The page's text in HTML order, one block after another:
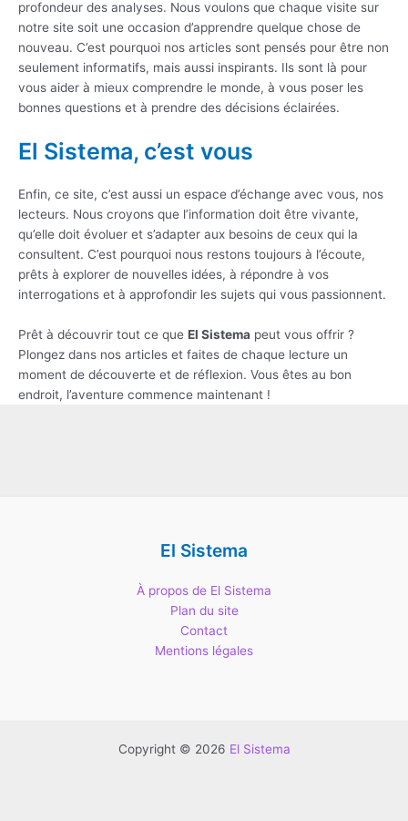
profondeur des analyses. Nous voulons que chaque visite sur
notre site soit une occasion d’apprendre quelque chose de
nouveau. C’est pourquoi nos articles sont pensés pour être non
seulement informatifs, mais aussi inspirants. Ils sont là pour
vous aider à mieux comprendre le monde, à vous poser les
bonnes questions et à prendre des décisions éclairées.
El Sistema, c’est vous
Enfin, ce site, c’est aussi un espace d’échange avec vous, nos
lecteurs. Nous croyons que l’information doit être vivante,
qu’elle doit évoluer et s’adapter aux besoins de ceux qui la
consultent. C’est pourquoi nous restons toujours à l’écoute,
prêts à explorer de nouvelles idées, à répondre à vos
interrogations et à approfondir les sujets qui vous passionnent.
Prêt à découvrir tout ce que El Sistema peut vous offrir ?
Plongez dans nos articles et faites de chaque lecture un
moment de découverte et de réflexion. Vous êtes au bon
endroit, l’aventure commence maintenant !
El Sistema
À propos de El Sistema
Plan du site
Contact
Mentions légales
Copyright © 2026 El Sistema